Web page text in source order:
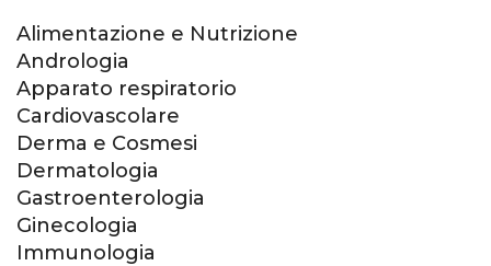
Alimentazione e Nutrizione
Andrologia
Apparato respiratorio
Cardiovascolare
Derma e Cosmesi
Dermatologia
Gastroenterologia
Ginecologia
Immunologia